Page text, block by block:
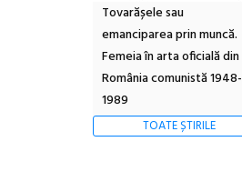
Tovarășele sau
emanciparea prin muncă.
Femeia în arta oficială din
România comunistă 1948-
1989
TOATE ȘTIRILE